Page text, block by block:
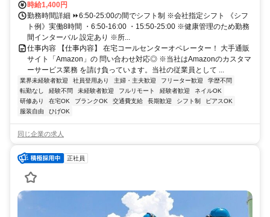
時給1,400円
勤務時間詳細 ⏩6:50-25:00の間でシフト制 ※会社指定シフト 《シフ
ト例》実働8時間 ・6:50-16:00 ・15:50-25:00 ※健康管理のため勤務
間インターバル 設定あり ※所...
仕事内容 【仕事内容】 在宅コールセンターオペレーター！ 大手通販
サイト「Amazon」の 問い合わせ対応◎ ※当社はAmazonのカスタマ
ーサービス業務 を請け負っています。当社の従業員として ...
業界未経験者歓迎 社員登用あり 主婦・主夫歓迎 フリーター歓迎
学歴不問
転勤なし
経験不問 未経験者歓迎 フルリモート 経験者歓迎
ネイルOK
研修あり
在宅OK ブランクOK 交通費支給 長期歓迎 シフト制
ピアスOK
服装自由
ひげOK
同じ企業の求人
正社員